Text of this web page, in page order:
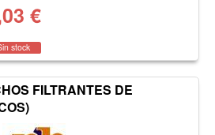
€
stock
FILTRANTES DE